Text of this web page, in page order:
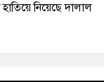
নিয়েছে দালাল